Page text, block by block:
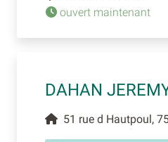
ouvert maintenant
DAHAN
51 rue d Hautpoul,